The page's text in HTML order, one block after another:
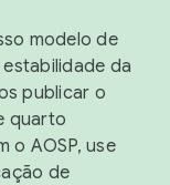
modelo de
da
publicar o
quarto
o AOSP, use
de